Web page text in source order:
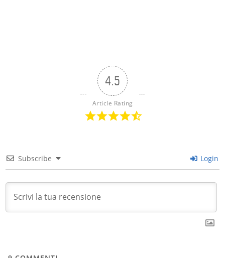
4.5
Article Rating
Subscribe Login